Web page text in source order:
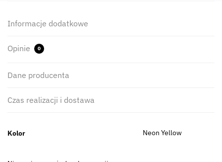
Informacje dodatkowe
Opinie 0
Dane producenta
Czas realizacji i dostawa
Kolor Neon Yellow